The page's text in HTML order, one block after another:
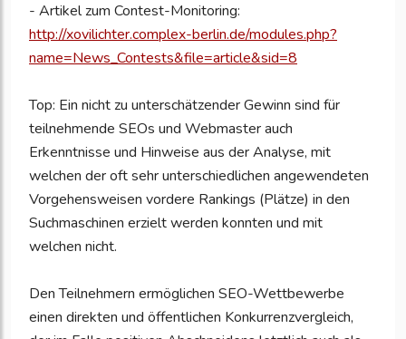
- Artikel zum Contest-Monitoring:
http://xovilichter.complex-berlin.de/modules.php?
name=News_Contests&file=article&sid=8
Top: Ein nicht zu unterschätzender Gewinn sind für
teilnehmende SEOs und Webmaster auch
Erkenntnisse und Hinweise aus der Analyse, mit
welchen der oft sehr unterschiedlichen angewendeten
Vorgehensweisen vordere Rankings (Plätze) in den
Suchmaschinen erzielt werden konnten und mit
welchen nicht.
Den Teilnehmern ermöglichen SEO-Wettbewerbe
einen direkten und öffentlichen Konkurrenzvergleich,